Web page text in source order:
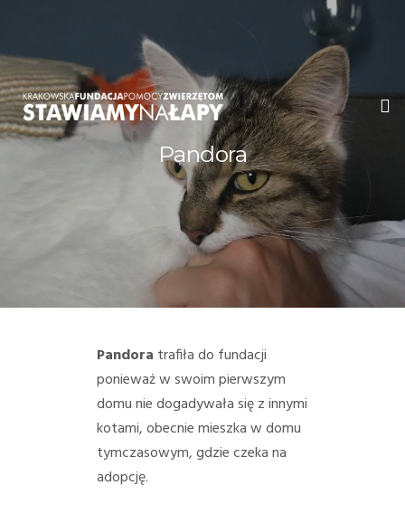
PRZYJACIELE
PORADY/PRAWO
Pandora
Pandora trafiła do fundacji
ponieważ w swoim pierwszym
domu nie dogadywała się z innymi
kotami, obecnie mieszka w domu
tymczasowym, gdzie czeka na
adopcję.